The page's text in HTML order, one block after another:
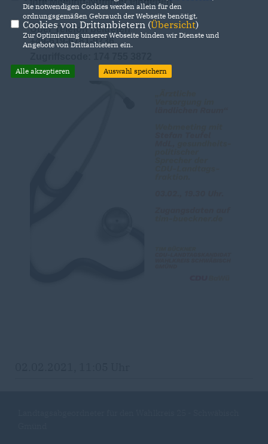
Über Telefon beitreten
+49-619-6781-9736
Die notwendigen Cookies werden allein für den
ordnungsgemäßen Gebrauch der Webseite benötigt.
Cookies von Drittanbietern (Übersicht)
Zur Optimierung unserer Webseite binden wir Dienste und
Angebote von Drittanbietern ein.
Alle akzeptieren Auswahl speichern